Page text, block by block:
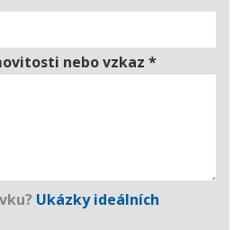
nebo vzkaz *
Ukázky ideálních